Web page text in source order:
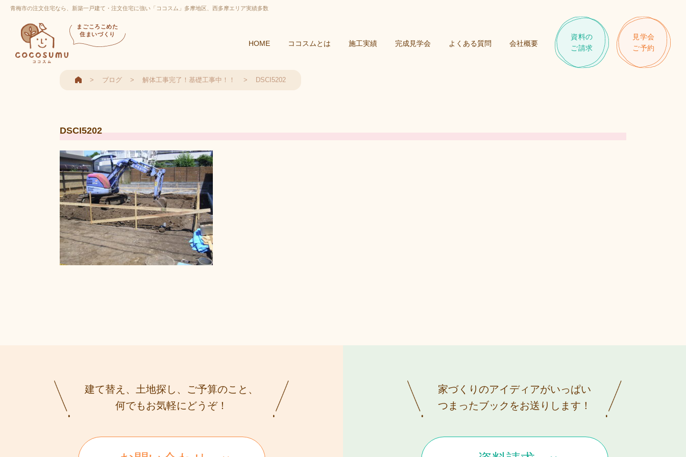
青梅市の注文住宅なら、新築一戸建て・注文住宅に強い「ココスム」多摩地区、西多摩エリア実績多数
まごころこめた
住まいづくり
HOME ココスムとは 施工実績 完成見学会 よくある質問 会社概要
資料の
ご請求
見学会
ご予約
ブログ 解体工事完了！基礎工事中！！ DSCI5202
DSCI5202
建て替え、土地探し、ご予算のこと、
何でもお気軽にどうぞ！
家づくりのアイディアがいっぱい
つまったブックをお送りします！